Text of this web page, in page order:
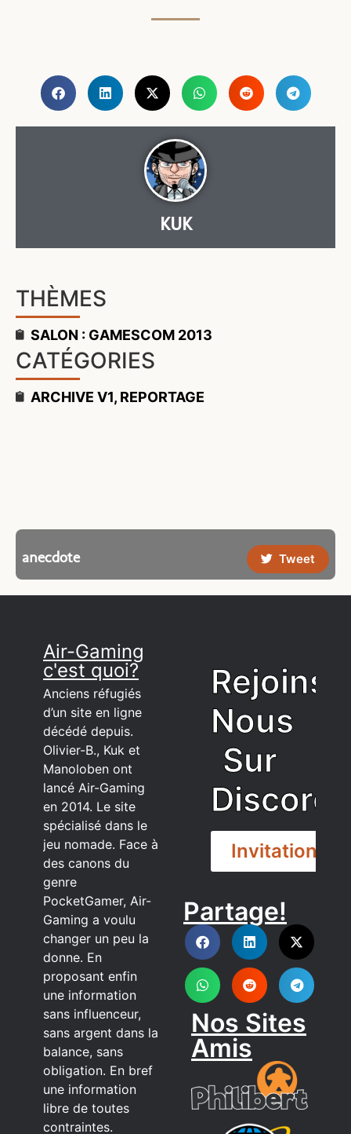
KUK
THÈMES
SALON : GAMESCOM 2013
CATÉGORIES
ARCHIVE V1, REPORTAGE
anecdote Tweet
Air-Gaming
c'est quoi?
Anciens réfugiés
d’un site en ligne
décédé depuis.
Olivier-B., Kuk et
Manoloben ont
lancé Air-Gaming
en 2014. Le site
spécialisé dans le
jeu nomade. Face à
des canons du
genre
PocketGamer, Air-
Gaming a voulu
changer un peu la
donne. En
proposant enfin
une information
sans influenceur,
sans argent dans la
balance, sans
obligation. En bref
une information
libre de toutes
contraintes.
Rejoins
Nous
Sur
Discord
Invitation
DISCORD
Partage!
Nos Sites
Amis